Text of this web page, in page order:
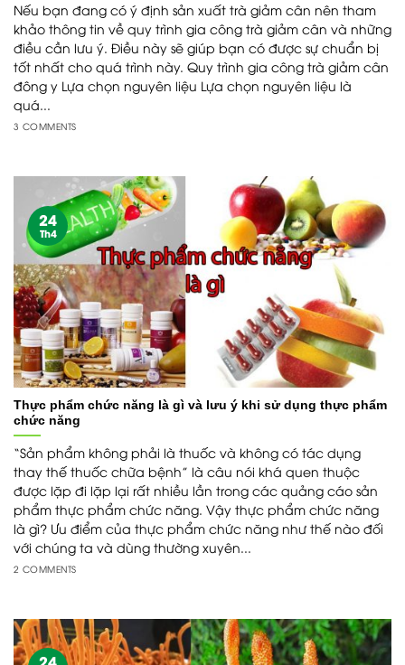
Nếu bạn đang có ý định sản xuất trà giảm cân nên tham
khảo thông tin về quy trình gia công trà giảm cân và những
điều cần lưu ý. Điều này sẽ giúp bạn có được sự chuẩn bị
tốt nhất cho quá trình này. Quy trình gia công trà giảm cân
đông y Lựa chọn nguyên liệu Lựa chọn nguyên liệu là
quá...
3 COMMENTS
Thực phẩm chức năng là gì và lưu ý khi sử dụng thực phẩm
chức năng
“Sản phẩm không phải là thuốc và không có tác dụng
thay thế thuốc chữa bệnh” là câu nói khá quen thuộc
được lặp đi lặp lại rất nhiều lần trong các quảng cáo sản
phẩm thực phẩm chức năng. Vậy thực phẩm chức năng
là gì? Ưu điểm của thực phẩm chức năng như thế nào đối
với chúng ta và dùng thường xuyên...
2 COMMENTS
24
Th4